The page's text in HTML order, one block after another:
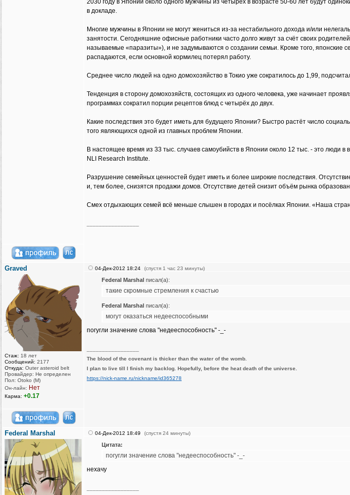
2030 году в Японии около одного мужчины из четырех в возрасте 50-60 лет будут
в докладе.
Многие мужчины в Японии не могут жениться из-за нестабильного дохода и/или
занятости. Сегодняшние офисные работники часто долго живут за счёт своих
называемые «паразиты»), и не задумываются о создании семьи. Кроме того, японские
распадаются, если основной кормилец потерял работу.
Среднее число людей на одно домохозяйство в Токио уже сократилось до 1,99,
Тенденция в сторону домохозяйств, состоящих из одного человека, уже начинает
программах сократил порции рецептов блюд с четырёх до двух.
Какие последствия это будет иметь для будущего Японии? Быстро растёт число
того являющихся одной из главных проблем Японии.
В настоящее время из 33 тыс. случаев самоубийств в Японии около 12 тыс. - это люди в
NLI Research Institute.
Разрушение семейных ценностей будет иметь и более широкие последствия.
и, тем более, снизятся продажи домов. Отсутствие детей снизит объём рынка
Смех отдыхающих семей всё меньше слышен в городах и посёлках Японии. «Наша
Graved
Стаж: 18 лет
Сообщений: 2177
Откуда: Outer asteroid belt
Провайдер: Не определен
Пол: Otoko (M)
Он-лайн: Нет
Карма: +0.17
04-Дек-2012 18:24 (спустя 1 час 23 минуты)
Federal Marshal писал(а):
такие скромные стремления к счастью
Federal Marshal писал(а):
могут оказаться недееспособными
погугли значение слова "недееспособность" -_-
The blood of the covenant is thicker than the water of the womb.
I plan to live till I finish my backlog. Hopefully, before the heat death of the universe.
https://nick-name.ru/nickname/id365278
Federal Marshal 04-Дек-2012 18:49 (спустя 24 минуты)
Цитата:
погугли значение слова "недееспособность" -_-
нехачу